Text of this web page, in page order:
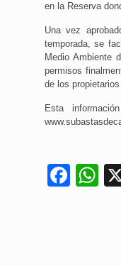
en la Reserva
Una vez
temporada, se
Medio Ambiente
permisos
de los
Esta